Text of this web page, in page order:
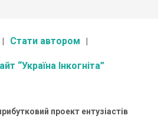
Стати автором
“Україна Інкогніта”
проект ентузіастів